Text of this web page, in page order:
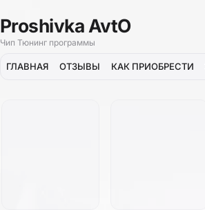
Proshivka AvtO
Чип Тюнинг программы
ГЛАВНАЯ ОТЗЫВЫ КАК ПРИОБРЕСТИ